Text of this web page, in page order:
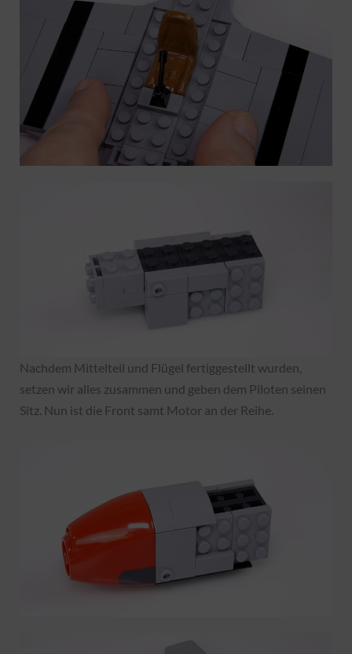
Nachdem Mittelteil und Flügel fertiggestellt wurden,
setzen wir alles zusammen und geben dem Piloten seinen
Sitz. Nun ist die Front samt Motor an der Reihe.